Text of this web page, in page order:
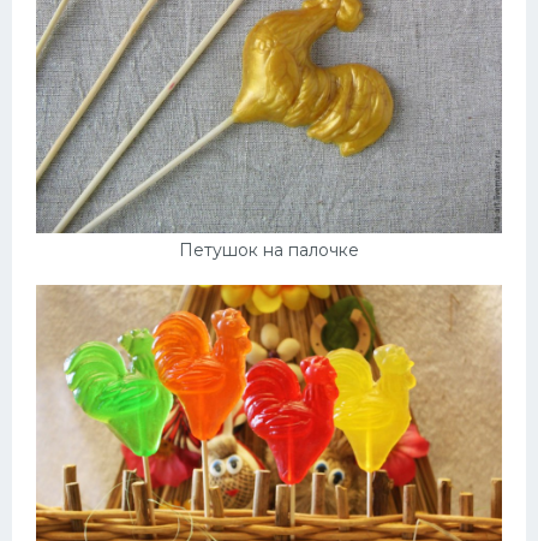
Петушок на палочке